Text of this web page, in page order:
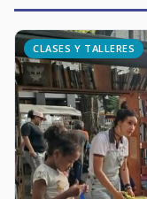
CLASES Y TALLERES